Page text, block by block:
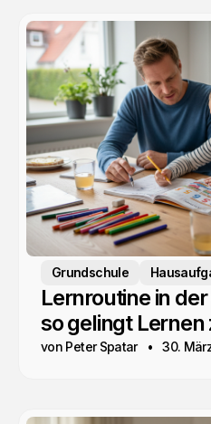
Grundschule
Lernroutine in
so gelingt Lernen
von Peter Spatar 30.